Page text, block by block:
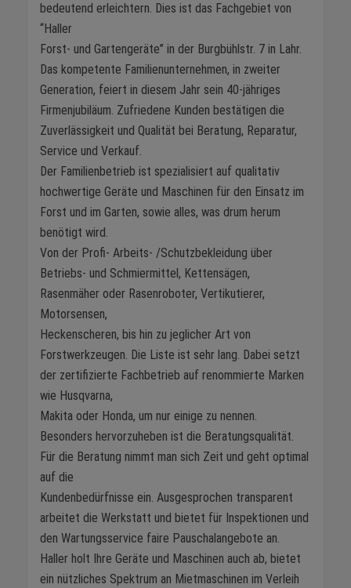
bedeutend erleichtern. Dies ist das Fachgebiet von
“Haller
Forst- und Gartengeräte” in der Burgbühlstr. 7 in Lahr.
Das kompetente Familienunternehmen, in zweiter
Generation, feiert in diesem Jahr sein 40-jähriges
Firmenjubiläum. Zufriedene Kunden bestätigen die
Zuverlässigkeit und Qualität bei Beratung, Reparatur,
Service und Verkauf.
Der Familienbetrieb ist spezialisiert auf qualitativ
hochwertige Geräte und Maschinen für den Einsatz im
Forst und im Garten, sowie alles, was drum herum
benötigt wird.
Von der Profi- Arbeits- /Schutzbekleidung über
Betriebs- und Schmiermittel, Kettensägen,
Rasenmäher oder Rasenroboter, Vertikutierer,
Motorsensen,
Heckenscheren, bis hin zu jeglicher Art von
Forstwerkzeugen. Die Liste ist sehr lang. Dabei setzt
der zertifizierte Fachbetrieb auf renommierte Marken
wie Husqvarna,
Makita oder Honda, um nur einige zu nennen.
Besonders hervorzuheben ist die Beratungsqualität.
Für die Beratung nimmt man sich Zeit und geht optimal
auf die
Kundenbedürfnisse ein. Ausgesprochen transparent
arbeitet die Werkstatt und bietet für Inspektionen und
den Wartungsservice faire Pauschalangebote an.
Haller holt Ihre Geräte und Maschinen auch ab, bietet
ein nützliches Spektrum an Mietmaschinen im Verleih